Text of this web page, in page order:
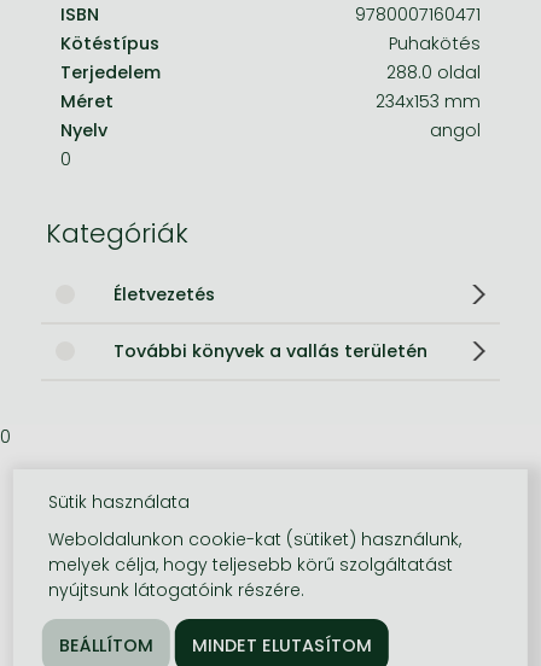
ISBN
9780007160471
Kötéstípus
Puhakötés
Terjedelem
288.0 oldal
Méret
234x153 mm
Nyelv
angol
0
Kategóriák
Életvezetés
További könyvek a vallás területén
0
Sütik használata
Weboldalunkon cookie-kat (sütiket) használunk,
melyek célja, hogy teljesebb körű szolgáltatást
nyújtsunk látogatóink részére.